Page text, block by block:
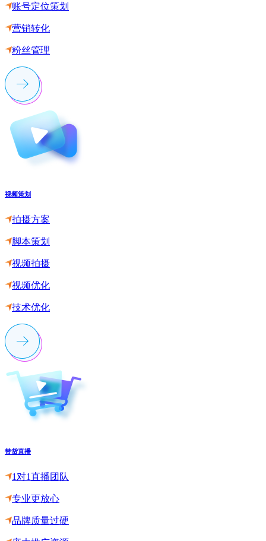
账号定位策划
营销转化
粉丝管理
视频策划
拍摄方案
脚本策划
视频拍摄
视频优化
技术优化
带货直播
1对1直播团队
专业更放心
品牌质量过硬